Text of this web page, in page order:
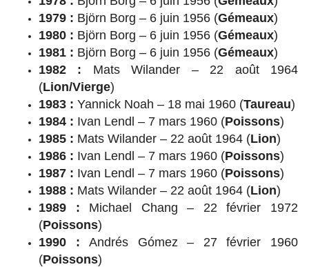
1979 : Björn Borg – 6 juin 1956 (Gémeaux)
1980 : Björn Borg – 6 juin 1956 (Gémeaux)
1981 : Björn Borg – 6 juin 1956 (Gémeaux)
1982 : Mats Wilander – 22 août 1964
(Lion/Vierge)
1983 : Yannick Noah – 18 mai 1960 (Taureau)
1984 : Ivan Lendl – 7 mars 1960 (Poissons)
1985 : Mats Wilander – 22 août 1964 (Lion)
1986 : Ivan Lendl – 7 mars 1960 (Poissons)
1987 : Ivan Lendl – 7 mars 1960 (Poissons)
1988 : Mats Wilander – 22 août 1964 (Lion)
1989 : Michael Chang – 22 février 1972
(Poissons)
1990 : Andrés Gómez – 27 février 1960
(Poissons)